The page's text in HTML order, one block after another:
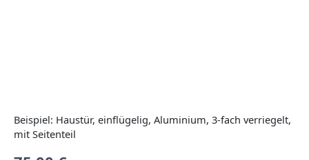
Beispiel: Haustür, einflügelig, Aluminium, 3-fach verriegelt,
mit Seitenteil